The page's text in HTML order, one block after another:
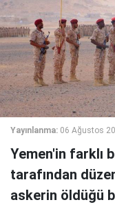
Yayınlanma: 06 Ağustos
Yemen'in farklı
tarafından
askerin öldüğü